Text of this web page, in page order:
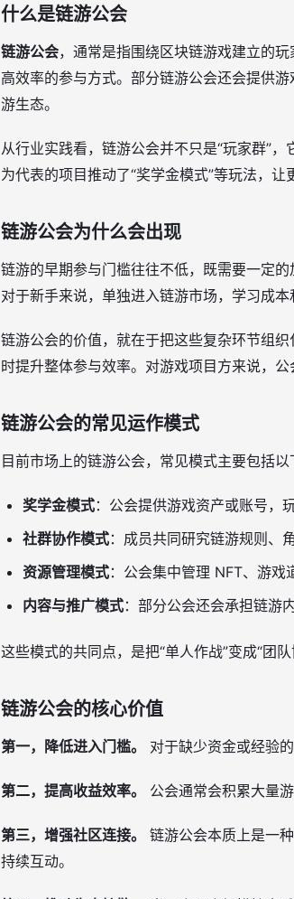
什么是链游公会
链游公会，通常是指围绕区块链游戏建立的
高效率的参与方式。部分链游公会还会提供
游生态。
从行业实践看，链游公会并不只是“玩家群”
为代表的项目推动了“奖学金模式”等玩法，
链游公会为什么会出现
链游的早期参与门槛往往不低，既需要一定
对于新手来说，单独进入链游市场，学习成本
链游公会的价值，就在于把这些复杂环节组
时提升整体参与效率。对游戏项目方来说，
链游公会的常见运作模式
目前市场上的链游公会，常见模式主要包括以
奖学金模式：公会提供游戏资产或账号，
社群协作模式：成员共同研究链游规则、
资源管理模式：公会集中管理 NFT、游戏
内容与推广模式：部分公会还会承担链游
这些模式的共同点，是把“单人作战”变成“团
链游公会的核心价值
第一，降低进入门槛。 对于缺少资金或经验
第二，提高收益效率。 公会通常会积累大量
第三，增强社区连接。
链游公会本质上是一
持续互动。